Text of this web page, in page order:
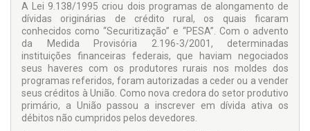
A Lei 9.138/1995 criou dois programas de alongamento de
dívidas originárias de crédito rural, os quais ficaram
conhecidos como “Securitização” e “PESA”. Com o advento
da Medida Provisória 2.196-3/2001, determinadas
instituições financeiras federais, que haviam negociados
seus haveres com os produtores rurais nos moldes dos
programas referidos, foram autorizadas a ceder ou a vender
seus créditos à União. Como nova credora do setor produtivo
primário, a União passou a inscrever em dívida ativa os
débitos não cumpridos pelos devedores.